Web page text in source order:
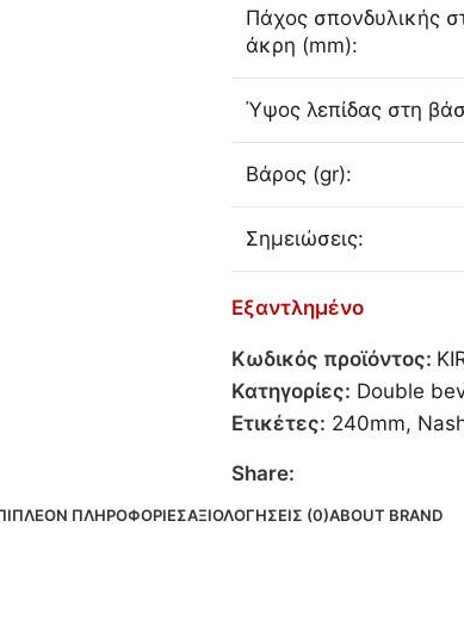
Πάχος σπονδυλικής
άκρη (mm):
Ύψος λεπίδας στη
Βάρος (gr):
Σημειώσεις:
Εξαντλημένο
Κωδικός προϊόντος:
Κατηγορίες: Double
Ετικέτες: 240mm,
Share:
ΠΛΗΡΟΦΟΡΊΕΣΑΞΙΟΛΟΓΉΣΕΙΣ (0)ABOUT BRAND